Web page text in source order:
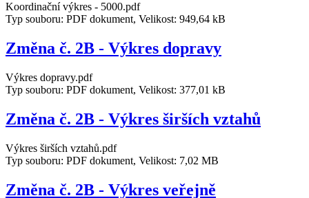
Koordinační výkres - 5000.pdf
Typ souboru: PDF dokument, Velikost: 949,64 kB
Změna č. 2B - Výkres dopravy
Výkres dopravy.pdf
Typ souboru: PDF dokument, Velikost: 377,01 kB
Změna č. 2B - Výkres širších vztahů
Výkres širších vztahů.pdf
Typ souboru: PDF dokument, Velikost: 7,02 MB
Změna č. 2B - Výkres veřejně